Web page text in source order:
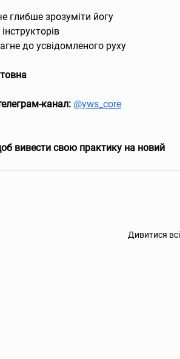
глибше зрозуміти йогу
до усвідомленого руху
канал: @yws_core
вивести свою практику на новий
Дивитися всі